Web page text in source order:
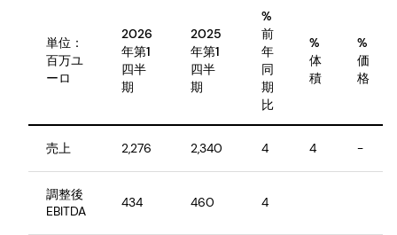
単位：
百万ユ
ーロ
2026
年第1
四半
期
2025
年第1
四半
期
%
前
年
同
期
比
%
体
積
%
価
格
売上 2,276 2,340 4 4 -
調整後
EBITDA
434 460 4